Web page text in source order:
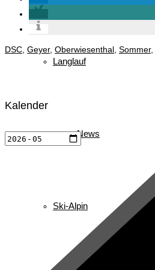
Langlauf
News
Ski-Alpin
DSC Geyer, Oberwiesenthal Sommer,
Kalender